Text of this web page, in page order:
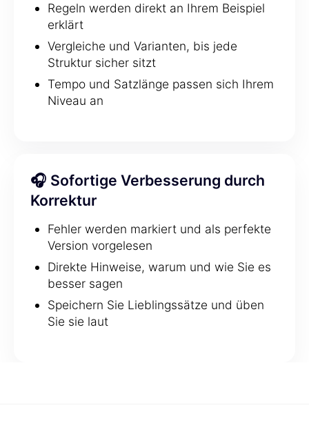
Regeln werden direkt an Ihrem Beispiel
erklärt
Vergleiche und Varianten, bis jede
Struktur sicher sitzt
Tempo und Satzlänge passen sich Ihrem
Niveau an
🎧 Sofortige Verbesserung durch
Korrektur
Fehler werden markiert und als perfekte
Version vorgelesen
Direkte Hinweise, warum und wie Sie es
besser sagen
Speichern Sie Lieblingssätze und üben
Sie sie laut